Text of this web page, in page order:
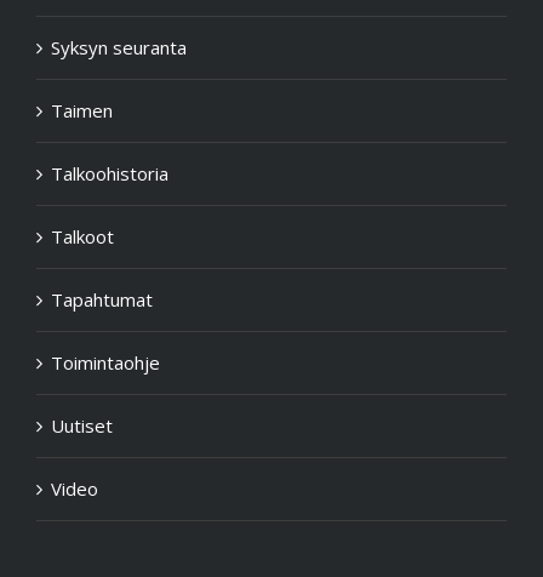
Syksyn seuranta
Taimen
Talkoohistoria
Talkoot
Tapahtumat
Toimintaohje
Uutiset
Video